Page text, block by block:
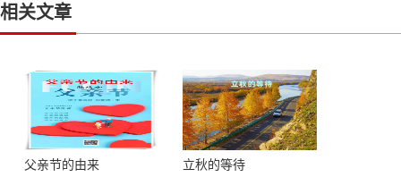
相关文章
父亲节的由来 立秋的等待